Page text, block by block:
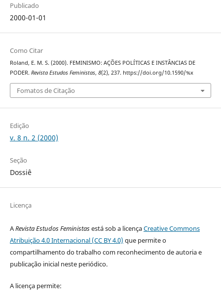
Publicado
2000-01-01
Como Citar
Roland, E. M. S. (2000). FEMINISMO: AÇÕES POLÍTICAS E INSTÂNCIAS DE
PODER. Revista Estudos Feministas, 8(2), 237. https://doi.org/10.1590/%x
Fomatos de Citação
Edição
v. 8 n. 2 (2000)
Seção
Dossiê
Licença
ARevista Estudos Feministasestá sob a licençaCreative Commons
Atribuição 4.0 Internacional (CC BY 4.0) que permite o
compartilhamento do trabalho com reconhecimento de autoria e
publicação inicial neste periódico.
A licença permite: